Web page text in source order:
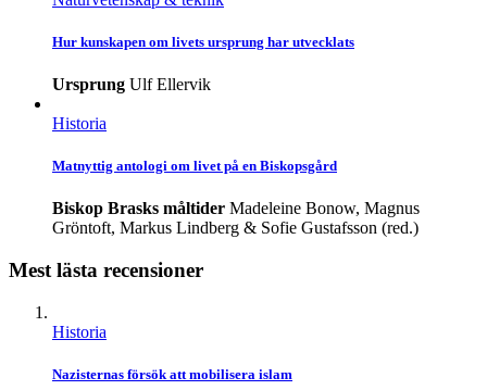
Hur kunskapen om livets ursprung har utvecklats
Ursprung Ulf Ellervik
Historia
Matnyttig antologi om livet på en Biskopsgård
Biskop Brasks måltider Madeleine Bonow, Magnus
Gröntoft, Markus Lindberg & Sofie Gustafsson (red.)
Mest lästa recensioner
Historia
Nazisternas försök att mobilisera islam